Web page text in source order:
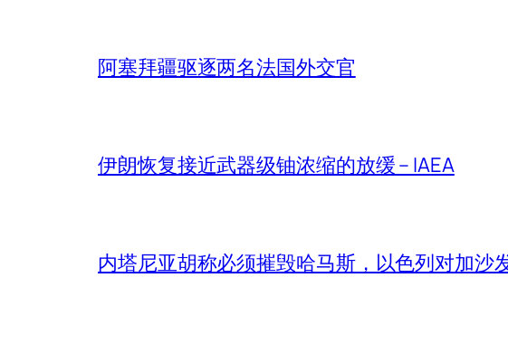
阿塞拜疆驱逐两名法国外交官
伊朗恢复接近武器级铀浓缩的放缓 – IAEA
内塔尼亚胡称必须摧毁哈马斯，以色列对加沙